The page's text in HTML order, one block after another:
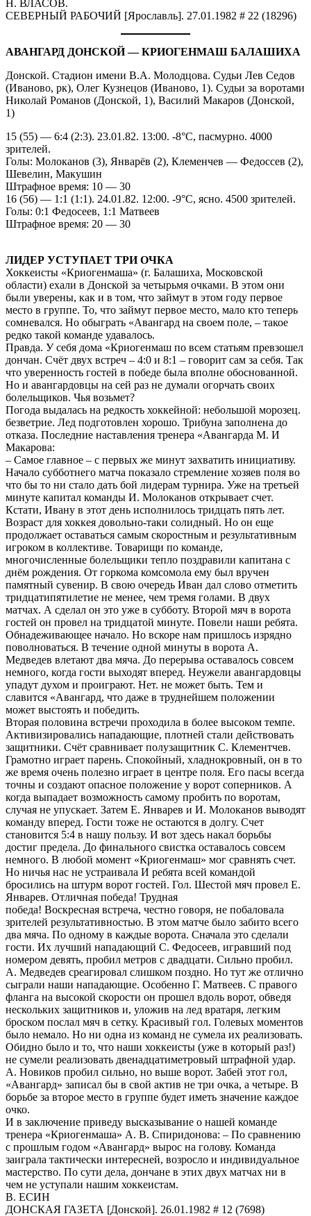
Н. ВЛАСОВ.
СЕВЕРНЫЙ РАБОЧИЙ [Ярославль]. 27.01.1982 # 22 (18296)
АВАНГАРД ДОНСКОЙ — КРИОГЕНМАШ БАЛАШИХА
Донской. Стадион имени В.А. Молодцова. Судьи Лев Седов
(Иваново, рк), Олег Кузнецов (Иваново, 1). Судьи за воротами
Николай Романов (Донской, 1), Василий Макаров (Донской,
1)
15 (55) — 6:4 (2:3). 23.01.82. 13:00. -8°С, пасмурно. 4000
зрителей.
Голы: Молоканов (3), Январёв (2), Клеменчев — Федоссев (2),
Шевелин, Макушин
Штрафное время: 10 — 30
16 (56) — 1:1 (1:1). 24.01.82. 12:00. -9°С, ясно. 4500 зрителей.
Голы: 0:1 Федосеев, 1:1 Матвеев
Штрафное время: 20 — 30
ЛИДЕР УСТУПАЕТ ТРИ ОЧКА
Хоккеисты «Криогенмаша» (г. Балашиха, Московской
области) ехали в Донской за четырьмя очками. В этом они
были уверены, как и в том, что займут в этом году первое
место в группе. То, что займут первое место, мало кто теперь
сомневался. Но обыграть «Авангард на своем поле, – такое
редко такой команде удавалось.
Правда. У себя дома «Криогенмаш по всем статьям превзошел
дончан. Счёт двух встреч – 4:0 и 8:1 – говорит сам за себя. Так
что уверенность гостей в победе была вполне обоснованной.
Но и авангардовцы на сей раз не думали огорчать своих
болельщиков. Чья возьмет?
Погода выдалась на редкость хоккейной: небольшой морозец.
безветрие. Лед подготовлен хорошо. Трибуна заполнена до
отказа. Последние наставления тренера «Авангарда М. И
Макарова:
– Самое главное – с первых же минут захватить инициативу.
Начало субботнего матча показало стремление хозяев поля во
что бы то ни стало дать бой лидерам турнира. Уже на третьей
минуте капитал команды И. Молоканов открывает счет.
Кстати, Ивану в этот день исполнилось тридцать пять лет.
Возраст для хоккея довольно-таки солидный. Но он еще
продолжает оставаться самым скоростным и результативным
игроком в коллективе. Товарищи по команде,
многочисленные болельщики тепло поздравили капитана с
днём рождения. От горкома комсомола ему был вручен
памятный сувенир. В свою очередь Иван дал слово отметить
тридцатипятилетие не менее, чем тремя голами. В двух
матчах. А сделал он это уже в субботу. Второй мяч в ворота
гостей он провел на тридцатой минуте. Повели наши ребята.
Обнадеживающее начало. Но вскоре нам пришлось изрядно
поволноваться. В течение одной минуты в ворота А.
Медведев влетают два мяча. До перерыва оставалось совсем
немного, когда гости выходят вперед. Неужели авангардовцы
упадут духом и проиграют. Нет. не может быть. Тем и
славится «Авангард, что даже в труднейшем положении
может выстоять и победить.
Вторая половина встречи проходила в более высоком темпе.
Активизировались нападающие, плотней стали действовать
защитники. Счёт сравнивает полузащитник С. Клементчев.
Грамотно играет парень. Спокойный, хладнокровный, он в то
же время очень полезно играет в центре поля. Его пасы всегда
точны и создают опасное положение у ворот соперников. А
когда выпадает возможность самому пробить по воротам,
случая не упускает. Затем Е. Январев и И. Молоканов выводят
команду вперед. Гости тоже не остаются в долгу. Счет
становится 5:4 в нашу пользу. И вот здесь накал борьбы
достиг предела. До финального свистка оставалось совсем
немного. В любой момент «Криогенмаш» мог сравнять счет.
Но ничья нас не устраивала И ребята всей командой
бросились на штурм ворот гостей. Гол. Шестой мяч провел Е.
Январев. Отличная победа! Трудная
победа! Воскресная встреча, честно говоря, не побаловала
зрителей результативностью. В этом матче было забито всего
два мяча. По одному в каждые ворота. Сначала это сделали
гости. Их лучший нападающий С. Федосеев, игравший под
номером девять, пробил метров с двадцати. Сильно пробил.
А. Медведев среагировал слишком поздно. Но тут же отлично
сыграли наши нападающие. Особенно Г. Матвеев. С правого
фланга на высокой скорости он прошел вдоль ворот, обведя
нескольких защитников и, уложив на лед вратаря, легким
броском послал мяч в сетку. Красивый гол. Голевых моментов
было немало. Но ни одна из команд не сумела их реализовать.
Обидно было и то, что наши хоккеисты (уже в который раз!)
не сумели реализовать двенадцатиметровый штрафной удар.
А. Новиков пробил сильно, но выше ворот. Забей этот гол,
«Авангард» записал бы в свой актив не три очка, а четыре. В
борьбе за второе место в группе будет иметь значение каждое
очко.
И в заключение приведу высказывание о нашей команде
тренера «Криогенмаша» А. В. Спиридонова: – По сравнению
с прошлым годом «Авангард» вырос на голову. Команда
заиграла тактически интересней, возросло и индивидуальное
мастерство. По сути дела, дончане в этих двух матчах ни в
чем не уступали нашим хоккеистам.
В. ЕСИН
ДОНСКАЯ ГАЗЕТА [Донской]. 26.01.1982 # 12 (7698)